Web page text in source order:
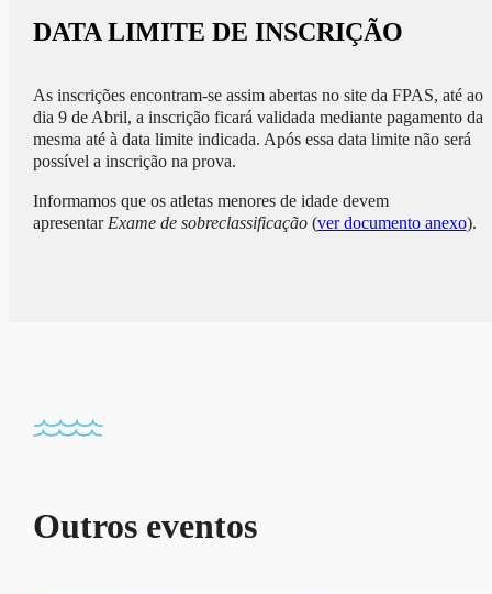
DATA LIMITE DE INSCRIÇÃO
As inscrições encontram-se assim abertas no site da FPAS, até ao
dia 9 de Abril, a inscrição ficará validada mediante pagamento da
mesma até à data limite indicada. Após essa data limite não será
possível a inscrição na prova.
Informamos que os atletas menores de idade devem
apresentar Exame de sobreclassificação(ver documento anexo).
Outros eventos